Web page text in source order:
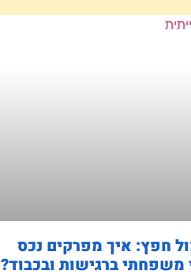
חפץ: איך מפרקים נכס
משפחתי ברגישות ובכבוד?